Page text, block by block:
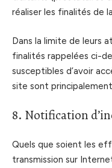
réaliser les finalités de
Dans la limite de leurs
finalités rappelées ci-
susceptibles d’avoir
site sont
8. Notification
Quels que soient les
transmission sur